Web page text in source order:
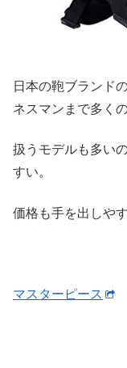
日本の鞄ブランド
ネスマンまで多く
扱うモデルも多い
すい。
価格も手を出しや
マスターピース